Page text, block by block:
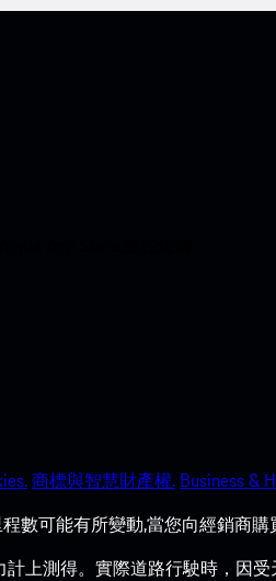
商標與智慧財產權. Business &
可能有所變動,當您向經銷商購
上測得。實際道路行駛時，因